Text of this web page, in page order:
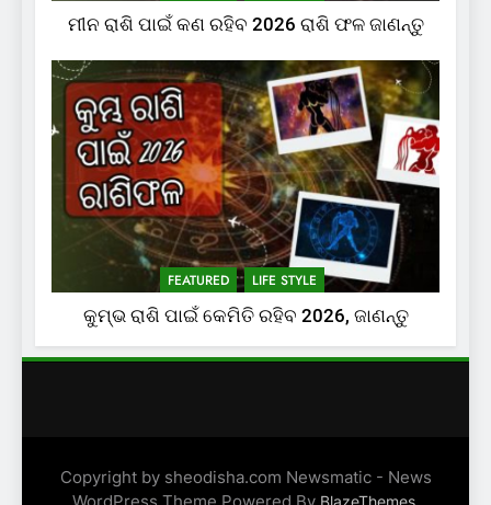
ମୀନ ରାଶି ପାଇଁ କଣ ରହିବ 2026 ରାଶି ଫଳ ଜାଣନ୍ତୁ
FEATURED LIFE STYLE
କୁମ୍ଭ ରାଶି ପାଇଁ କେମିତି ରହିବ 2026, ଜାଣନ୍ତୁ
Copyright by sheodisha.com Newsmatic - News